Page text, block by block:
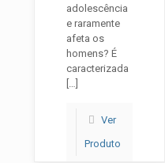
adolescência
e raramente
afeta os
homens? É
caracterizada
[…]
Ver
Produto